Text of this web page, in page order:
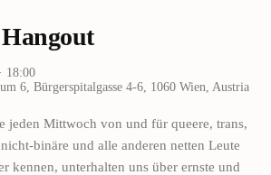
18:00
6, Bürgerspitalgasse 4-6, 1060 Wien, Austria
jeden Mittwoch von und für queere, trans,
binäre und alle anderen netten Leute
kennen, unterhalten uns über ernste und